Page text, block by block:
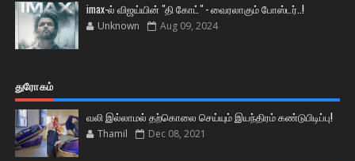
imax-ல் விஜய்யின் "தி கோட்" - வைரலாகும் போஸ்டர்..!
Unknown Aug 09, 2024
துரோகம்
வலி இல்லாமல் தற்கொலை செய்யும் இயந்திரம் கண்டுபிடிப்பு!
Thamil Dec 08, 2021